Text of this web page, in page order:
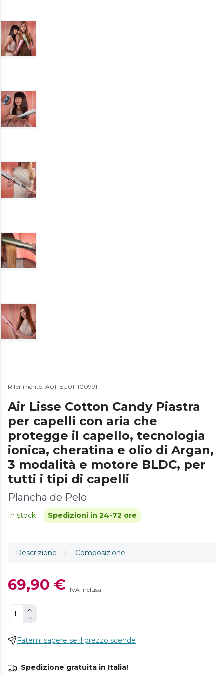
Riferimento: A01_EU01_100991
Air Lisse Cotton Candy Piastra
per capelli con aria che
protegge il capello, tecnologia
ionica, cheratina e olio di Argan,
3 modalità e motore BLDC, per
tutti i tipi di capelli
Plancha de Pelo
In stock Spedizioni in 24-72 ore
Descrizione | Composizione
69,90 € IVA inclusa
Fatemi sapere se il prezzo scende
Spedizione gratuita in Italia!